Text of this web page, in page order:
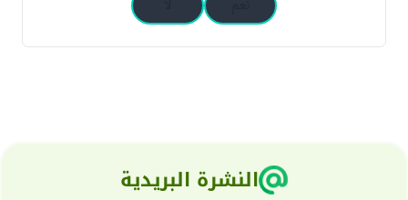
النشرة البريدية